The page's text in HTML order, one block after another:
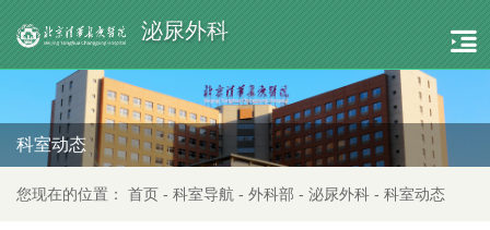
泌尿外科
科室动态
您现在的位置： 首页 - 科室导航 - 外科部 - 泌尿外科 - 科室动态